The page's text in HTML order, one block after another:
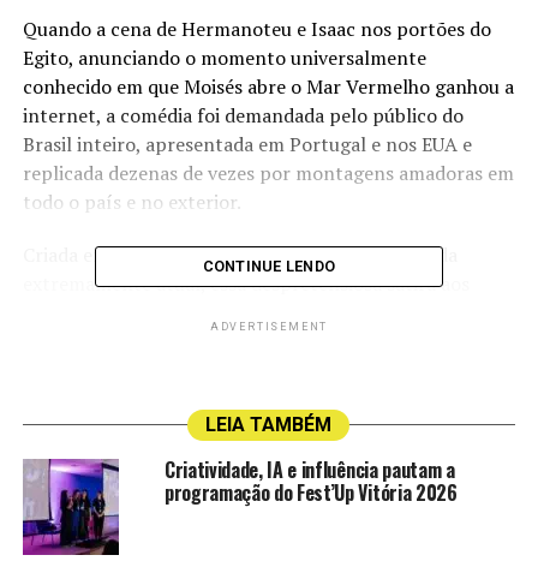
Quando a cena de Hermanoteu e Isaac nos portões do
Egito, anunciando o momento universalmente
conhecido em que Moisés abre o Mar Vermelho ganhou a
internet, a comédia foi demandada pelo público do
Brasil inteiro, apresentada em Portugal e nos EUA e
replicada dezenas de vezes por montagens amadoras em
todo o país e no exterior.
Criada em 1995, reverenciada pelo público e ainda
extremamente atual, essa despretensiosa sátira aos
Nos palcos, a Cia. tem o orgulho de contar com a
interpreta Deus com textos em off.
CONTINUE LENDO
ADVERTISEMENT
LEIA TAMBÉM
Criatividade, IA e influência pautam a
programação do Fest’Up Vitória 2026